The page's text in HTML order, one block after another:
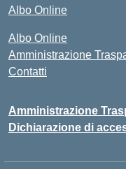
Albo Online
Albo Online
Amministrazione
Contatti
Amministrazione
Dichiarazione di